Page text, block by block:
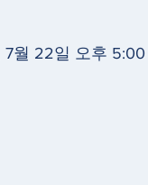
7월 22일 오후 5:00